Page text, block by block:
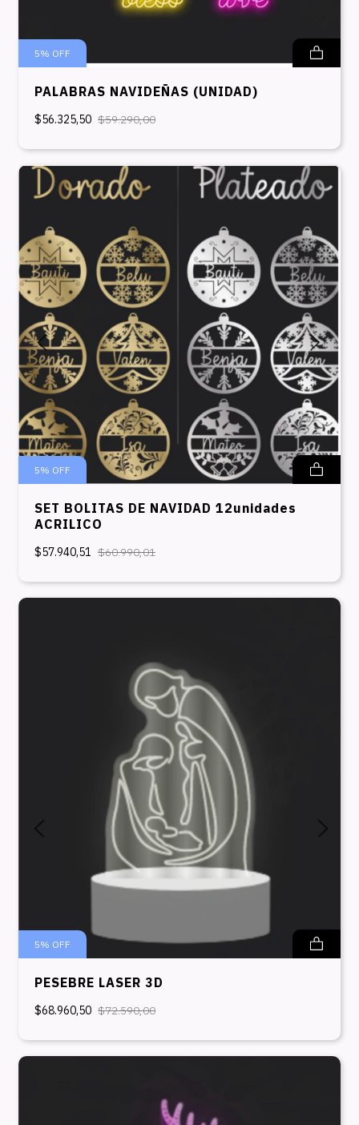
5% OFF
PALABRAS NAVIDEÑAS (UNIDAD)
$56.325,50 $59.290,00
5% OFF
SET BOLITAS DE NAVIDAD 12unidades
ACRILICO
$57.940,51 $60.990,01
5% OFF
PESEBRE LASER 3D
$68.960,50 $72.590,00